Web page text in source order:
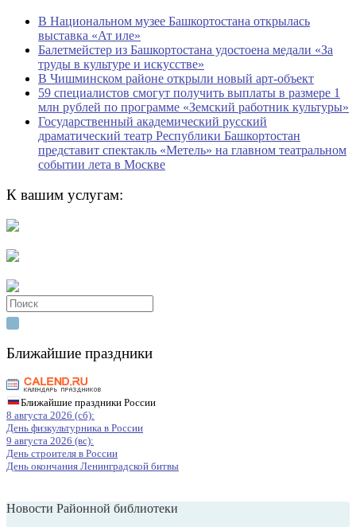
В Национальном музее Башкортостана открылась
выставка «Ат иле»
Балетмейстер из Башкортостана удостоена медали «За
труды в культуре и искусстве»
В Чишминском районе открыли новый арт-объект
59 специалистов смогут получить выплаты в размере 1
млн рублей по программе «Земский работник культуры»
Государственный академический русский
драматический театр Республики Башкортостан
представит спектакль «Метель» на главном театральном
событии лета в Москве
К вашим услугам:
Search
for:
Ближайшие праздники
Ближайшие праздники России
8 августа 2026 (сб):
День физкультурника в России
9 августа 2026 (вс):
День строителя в России
День окончания Ленинградской битвы
Новости Районной библиотеки